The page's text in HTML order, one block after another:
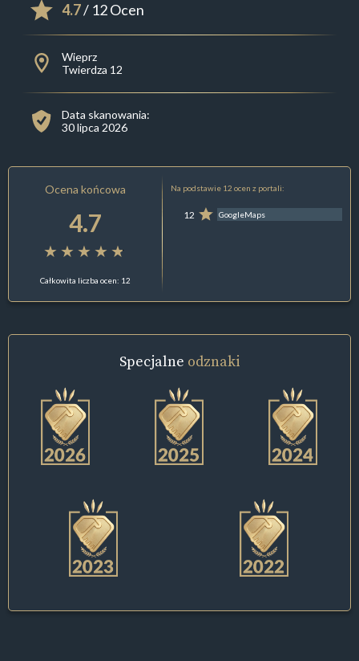
4.7/ 12 Ocen
Wieprz
Twierdza 12
Data skanowania:
30 lipca 2026
Ocena końcowa
4.7
Całkowita liczba ocen: 12
Na podstawie 12 ocen z portali:
12 GoogleMaps
Specjalne odznaki